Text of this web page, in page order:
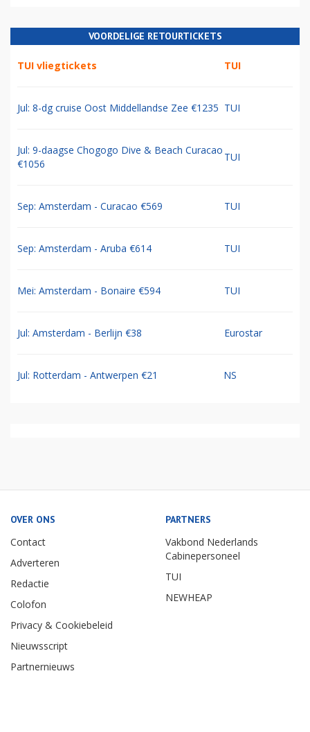
VOORDELIGE RETOURTICKETS
TUI vliegtickets TUI
Jul: 8-dg cruise Oost Middellandse Zee €1235 TUI
Jul: 9-daagse Chogogo Dive & Beach Curacao
€1056
TUI
Sep: Amsterdam - Curacao €569 TUI
Sep: Amsterdam - Aruba €614 TUI
Mei: Amsterdam - Bonaire €594 TUI
Jul: Amsterdam - Berlijn €38 Eurostar
Jul: Rotterdam - Antwerpen €21 NS
OVER ONS
Contact
Adverteren
Redactie
Colofon
Privacy & Cookiebeleid
Nieuwsscript
Partnernieuws
PARTNERS
Vakbond Nederlands
Cabinepersoneel
TUI
NEWHEAP